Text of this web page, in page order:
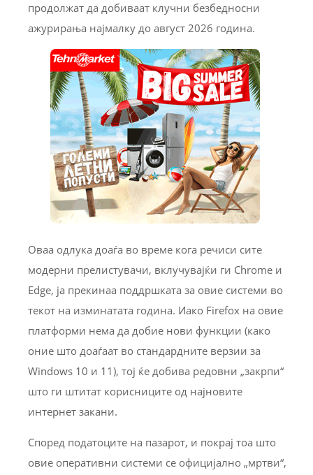
продолжат да добиваат клучни безбедносни
ажурирања најмалку до август 2026 година.
Оваа одлука доаѓа во време кога речиси сите
модерни прелистувачи, вклучувајќи ги Chrome и
Edge, ја прекинаа поддршката за овие системи во
текот на изминатата година. Иако Firefox на овие
платформи нема да добие нови функции (како
оние што доаѓаат во стандардните верзии за
Windows 10 и 11), тој ќе добива редовни „закрпи“
што ги штитат корисниците од најновите
интернет закани.
Според податоците на пазарот, и покрај тоа што
овие оперативни системи се официјално „мртви“,